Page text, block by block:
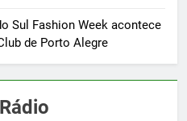
Sul Fashion Week acontece
de Porto Alegre